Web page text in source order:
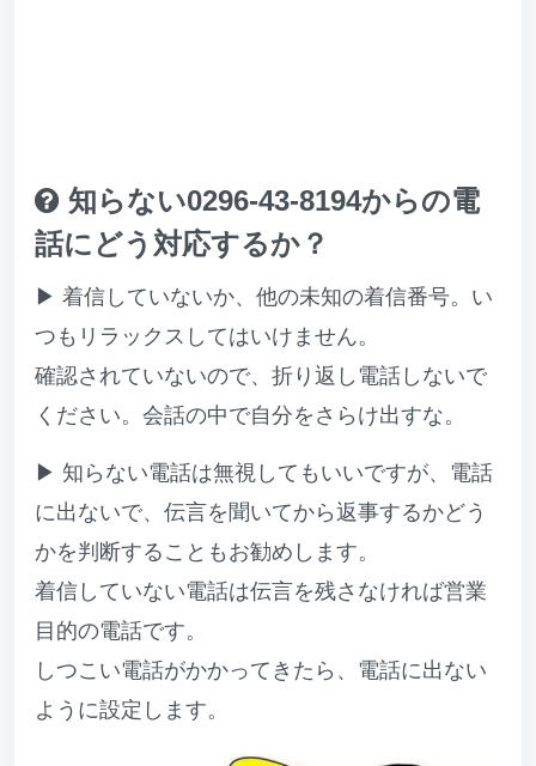
知らない0296-43-8194からの電
話にどう対応するか？
▶ 着信していないか、他の未知の着信番号。い
つもリラックスしてはいけません。
確認されていないので、折り返し電話しないで
ください。会話の中で自分をさらけ出すな。
▶ 知らない電話は無視してもいいですが、電話
に出ないで、伝言を聞いてから返事するかどう
かを判断することもお勧めします。
着信していない電話は伝言を残さなければ営業
目的の電話です。
しつこい電話がかかってきたら、電話に出ない
ように設定します。